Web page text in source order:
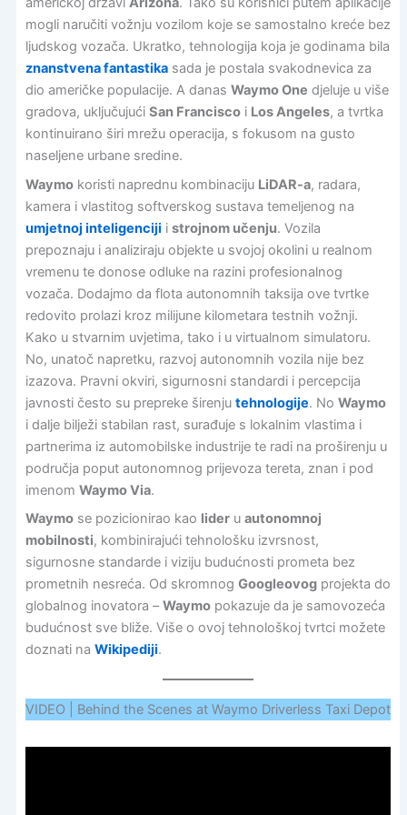
mogli naručiti vožnju vozilom koje se samostalno kreće bez
ljudskog vozača. Ukratko, tehnologija koja je godinama bila
znanstvena fantastikasada je postala svakodnevica za
dio američke populacije. A danas Waymo One djeluje u više
gradova, uključujući San Franciscoi Los Angeles, a tvrtka
kontinuirano širi mrežu operacija, s fokusom na gusto
naseljene urbane sredine.
Waymokoristi naprednu kombinaciju LiDAR-a, radara,
kamera i vlastitog softverskog sustava temeljenog na
umjetnoj inteligenciji i strojnom učenju. Vozila
prepoznaju i analiziraju objekte u svojoj okolini u realnom
vremenu te donose odluke na razini profesionalnog
vozača. Dodajmo da flota autonomnih taksija ove tvrtke
redovito prolazi kroz milijune kilometara testnih vožnji.
Kako u stvarnim uvjetima, tako i u virtualnom simulatoru.
No, unatoč napretku, razvoj autonomnih vozila nije bez
izazova. Pravni okviri, sigurnosni standardi i percepcija
javnosti često su prepreke širenju tehnologije. No Waymo
i dalje bilježi stabilan rast, surađuje s lokalnim vlastima i
partnerima iz automobilske industrije te radi na proširenju u
područja poput autonomnog prijevoza tereta, znan i pod
imenom Waymo Via.
Waymose pozicionirao kao lideru autonomnoj
mobilnosti, kombinirajući tehnološku izvrsnost,
sigurnosne standarde i viziju budućnosti prometa bez
prometnih nesreća. Od skromnog Googleovogprojekta do
globalnog inovatora –Waymopokazuje da je samovozeća
budućnost sve bliže. Više o ovoj tehnološkoj tvrtci možete
doznati na Wikipediji.
VIDEO | Behind the Scenes at Waymo Driverless Taxi Depot